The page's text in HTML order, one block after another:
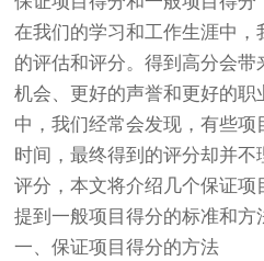
在我们的学习和工作生涯中，
的评估和评分。得到高分会
机会、更好的声誉和更好的职
中，我们经常会发现，有些
时间，最终得到的评分却并
评分，本文将介绍几个保证
提到一般项目得分的标准和方
一、保证项目得分的方法